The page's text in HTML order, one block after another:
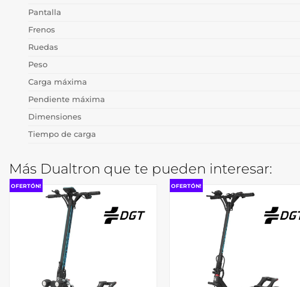
Pantalla
Frenos
Ruedas
Peso
Carga máxima
Pendiente máxima
Dimensiones
Tiempo de carga
Más Dualtron que te pueden interesar:
OFERTÓN! OFERTÓN!